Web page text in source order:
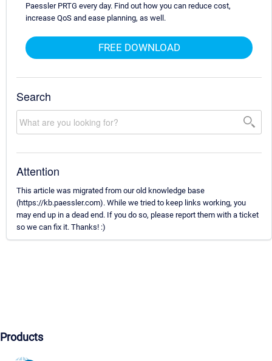
Paessler PRTG every day. Find out how you can reduce cost,
increase QoS and ease planning, as well.
FREE DOWNLOAD
Search
Attention
This article was migrated from our old knowledge base
(https://kb.paessler.com). While we tried to keep links working, you
may end up in a dead end. If you do so, please report them with a ticket
so we can fix it. Thanks! :)
Products